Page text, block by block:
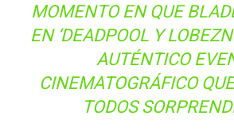
MOMENTO EN QUE
EN ‘DEADPOOL Y
AUTÉNTICO
CINEMATOGRÁFICO
TODOS